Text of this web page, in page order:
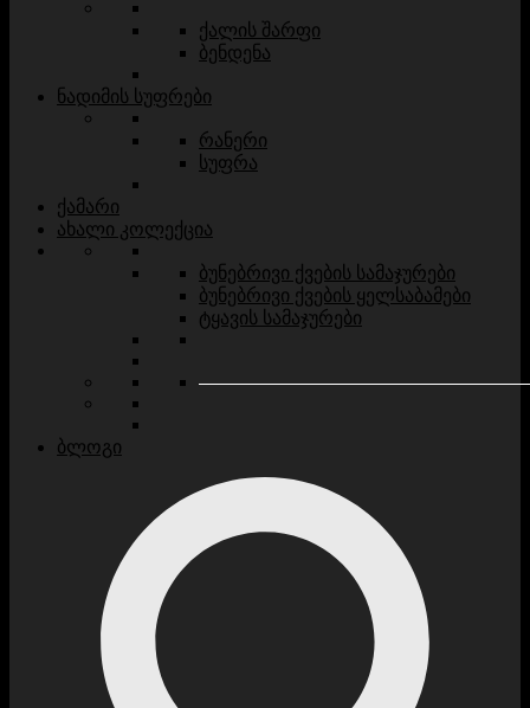
ქალის შარფი
ბენდენა
ნადიმის სუფრები
რანერი
სუფრა
ქამარი
ახალი კოლექცია
ბუნებრივი ქვების სამაჯურები
ბუნებრივი ქვების ყელსაბამები
ტყავის სამაჯურები
ბლოგი